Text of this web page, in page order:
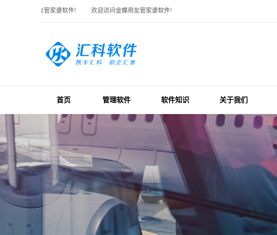
问金蝶用友管家婆软件! 欢迎访问金蝶用友管家婆软件!
首页 管理软件 软件知识 关于我们